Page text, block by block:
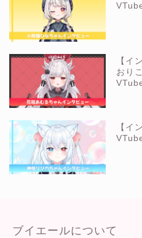
【イ
おり
【イ
ブイエールについて